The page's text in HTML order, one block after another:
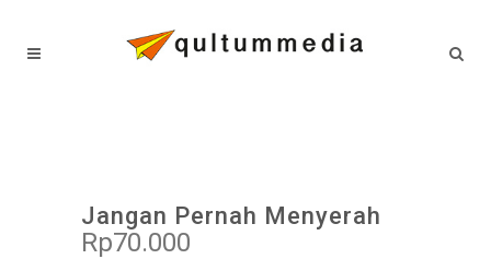
Jangan Pernah Menyerah
Rp70.000